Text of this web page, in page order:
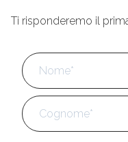
Ti risponderemo il
Nome *